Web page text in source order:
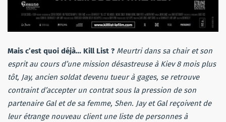
Mais c’est quoi déjà… Kill List ? Meurtri dans sa chair et son
esprit au cours d’une mission désastreuse à Kiev 8 mois plus
tôt, Jay, ancien soldat devenu tueur à gages, se retrouve
contraint d’accepter un contrat sous la pression de son
partenaire Gal et de sa femme, Shen. Jay et Gal reçoivent de
leur étrange nouveau client une liste de personnes à